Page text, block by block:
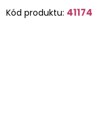
Kód produktu: 41174